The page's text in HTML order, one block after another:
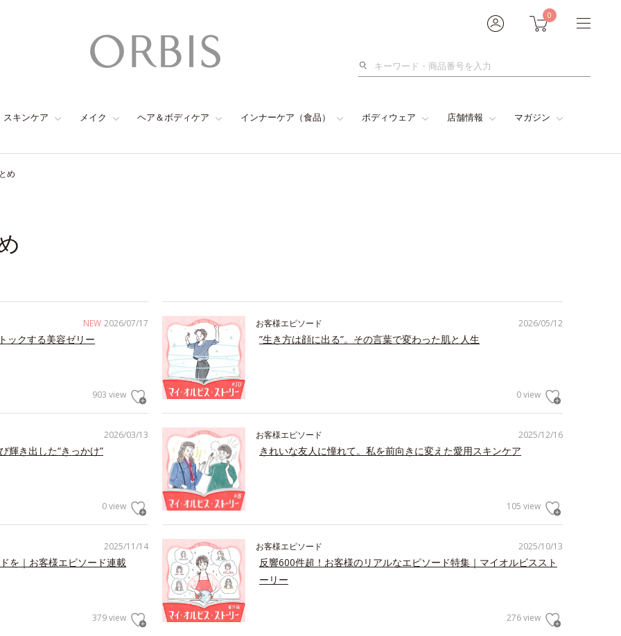
0
検
スキンケア メイク ヘア＆ボディケア インナーケア（食品） ボディウェア 店舗情報 マガジン
め
NEW 2026/07/17
ックする美容ゼリー
903 view
2026/05/12
お客様エピソード
”生き方は顔に出る”。その言葉で変わった肌と人生
0 view
2026/03/13
輝き出した“きっかけ”
0 view
2025/12/16
お客様エピソード
きれいな友人に憧れて。私を前向きに変えた愛用スキンケア
105 view
2025/11/14
を｜お客様エピソード連載
379 view
2025/10/13
お客様エピソード
反響600件超！お客様のリアルなエピソード特集｜マイオルビススト
ーリー
276 view